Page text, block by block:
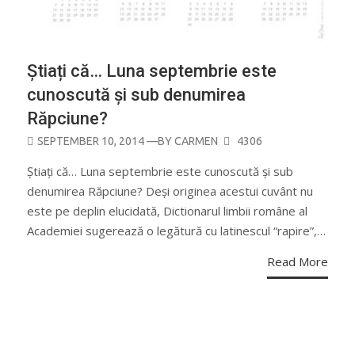
Știați că… Luna septembrie este
cunoscută și sub denumirea
Răpciune?
POSTED
SEPTEMBER 10, 2014—BYCARMEN 4306
Știați că… Luna septembrie este cunoscută și sub
denumirea Răpciune? Deși originea acestui cuvânt nu
este pe deplin elucidată, Dictionarul limbii române al
Academiei sugerează o legătură cu latinescul “rapire”,…
Read More